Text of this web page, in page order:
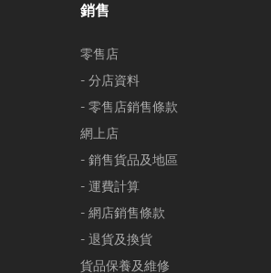
銷售
零售店
- 分店資料
- 零售店銷售條款
網上店
- 銷售貨品及地區
- 運費計算
- 網店銷售條款
- 退貨及換貨
貨品保養及維修